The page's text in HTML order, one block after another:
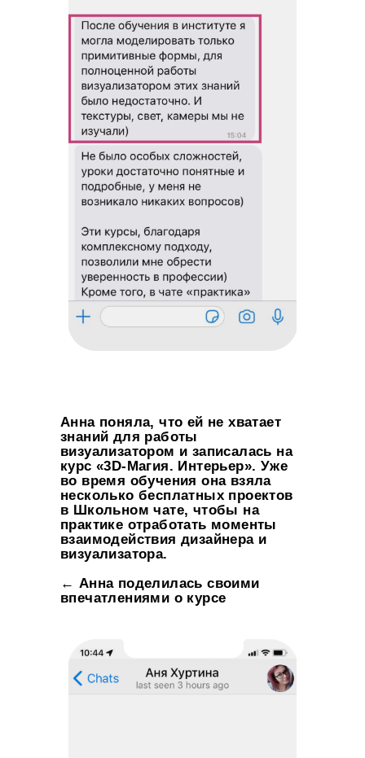
Анна поняла, что ей не хватает
знаний для работы
визуализатором и записалась на
курс «3D-Магия. Интерьер». Уже
во время обучения она взяла
несколько бесплатных проектов
в Школьном чате, чтобы на
практике отработать моменты
взаимодействия дизайнера и
визуализатора.
← Анна поделилась своими
впечатлениями о курсе